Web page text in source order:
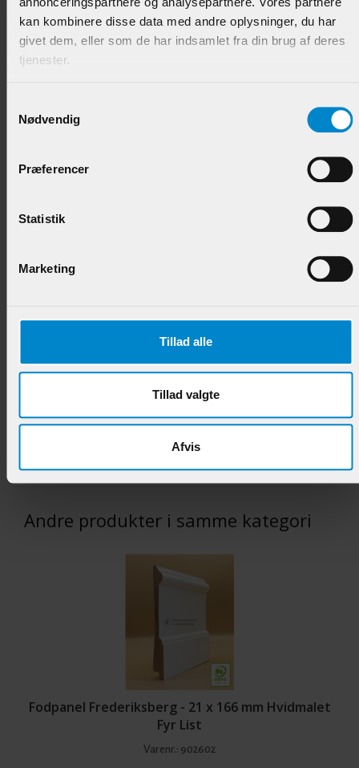
kan kombinere disse data med andre oplysninger, du har
givet dem, eller som de har indsamlet fra din brug af deres
tjenester.
Nødvendig
Præferencer
Statistik
Marketing
Tillad alle
Tillad valgte
Afvis
167,50 DKK/M
Fodpanel Christianshavn - 21 x 142 mm Fyr 1-2
List.
900601
Andre produkter i samme kategori
Fodpanel Frederiksberg - 21 x 166 mm Hvidmalet
Fyr List
Varenr.: 902602